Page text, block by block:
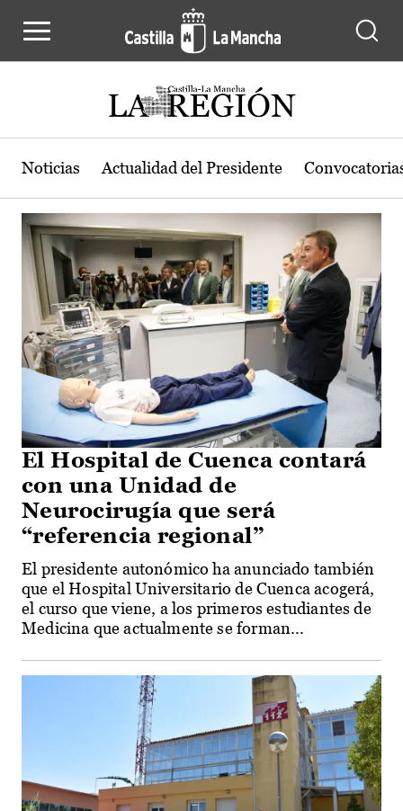
Actualidad de la región de Castilla-
Noticias Actualidad del Presidente
El Hospital de Cuenca contará
con una Unidad de
Neurocirugía que será
“referencia regional”
El presidente autonómico ha anunciado también
que el Hospital Universitario de Cuenca acogerá,
el curso que viene, a los primeros estudiantes de
Medicina que actualmente se forman...